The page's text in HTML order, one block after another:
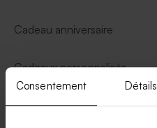
Consentement Détails
Cadeau anniversaire
Cadeaux personnalisés
Cadeau entreprise